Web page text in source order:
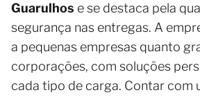
Guarulhos e se destaca pela
segurança nas entregas. A
a pequenas empresas quanto
corporações, com soluções
cada tipo de carga. Contar com